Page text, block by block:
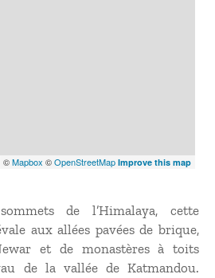
©Mapbox ©OpenStreetMap Improve this map
de l’Himalaya, cette
aux allées pavées de brique,
et de monastères à toits
de la vallée de Katmandou.